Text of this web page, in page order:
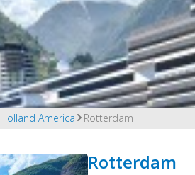
Holland America Rotterdam
Rotterdam